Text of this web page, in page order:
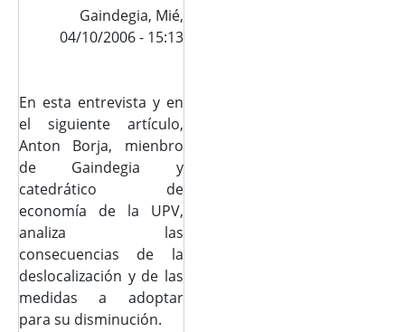
Gaindegia, Mié,
04/10/2006 - 15:13
En esta entrevista y en
el siguiente artículo,
Anton Borja, mienbro
de Gaindegia y
catedrático de
economía de la UPV,
analiza las
consecuencias de la
deslocalización y de las
medidas a adoptar
para su disminución.